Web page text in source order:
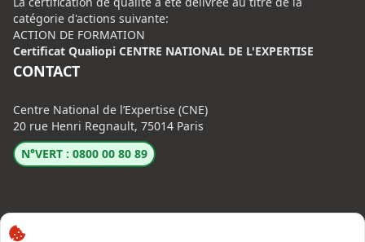
catégorie d'actions suivante:
ACTION DE FORMATION
Certificat Qualiopi CENTRE NATIONAL DE L'EXPERTISE
CONTACT
Centre National de l’Expertise (CNE)
20 rue Henri Regnault, 75014 Paris
N°VERT : 0800 00 80 89